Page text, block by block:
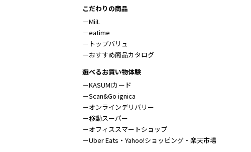
こだわりの商品
－MiiL
－eatime
－トップバリュ
－おすすめ商品カタログ
選べるお買い物体験
－KASUMIカード
－Scan&Go ignica
－オンラインデリバリー
－移動スーパー
－オフィススマートショップ
－Uber Eats・Yahoo!ショッピング・楽天市場